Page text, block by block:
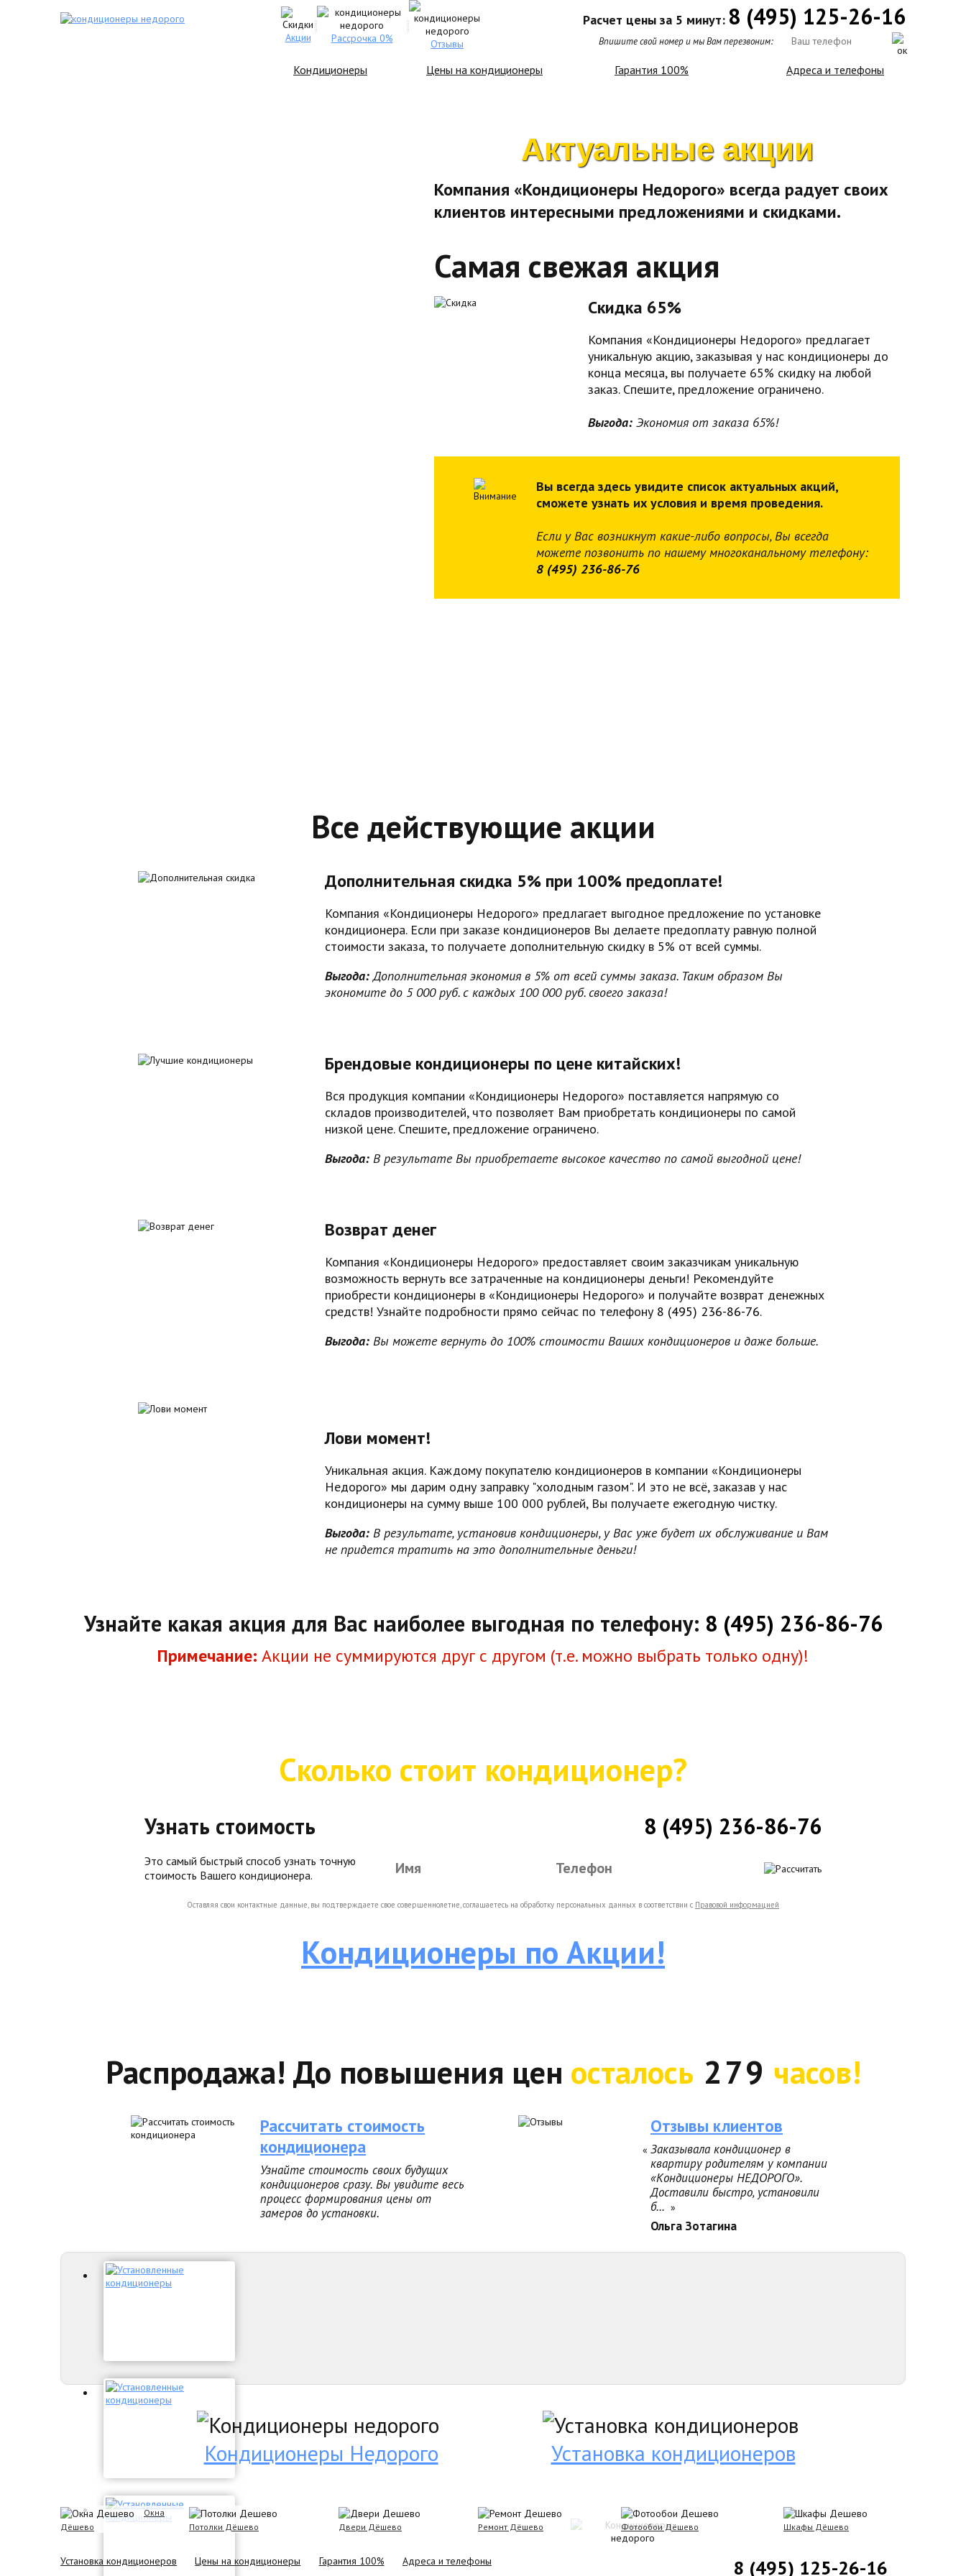
Акции Рассрочка 0% Отзывы
Расчет цены за 5 минут: 8 (495) 125-26-16
Впишите свой номер и мы Вам перезвоним:
Кондиционеры Цены на кондиционеры Гарантия 100% Адреса и телефоны
Актуальные акции
Компания «Кондиционеры Недорого» всегда радует своих
клиентов интересными предложениями и скидками.
Самая свежая акция
Скидка 65%
Компания «Кондиционеры Недорого» предлагает
уникальную акцию, заказывая у нас кондиционеры до
конца месяца, вы получаете 65% скидку на любой
заказ. Спешите, предложение ограничено.
Выгода: Экономия от заказа 65%!
Вы всегда здесь увидите список актуальных акций,
сможете узнать их условия и время проведения.
Если у Вас возникнут какие-либо вопросы, Вы всегда
можете позвонить по нашему многоканальному телефону:
8 (495) 236-86-76
Все действующие акции
Дополнительная скидка 5% при 100% предоплате!
Компания «Кондиционеры Недорого» предлагает выгодное предложение по установке
кондиционера. Если при заказе кондиционеров Вы делаете предоплату равную полной
стоимости заказа, то получаете дополнительную скидку в 5% от всей суммы.
Выгода:Дополнительная экономия в 5% от всей суммы заказа. Таким образом Вы
экономите до 5 000 руб. с каждых 100 000 руб. своего заказа!
Брендовые кондиционеры по цене китайских!
Вся продукция компании «Кондиционеры Недорого» поставляется напрямую со
складов производителей, что позволяет Вам приобретать кондиционеры по самой
низкой цене. Спешите, предложение ограничено.
Выгода: В результате Вы приобретаете высокое качество по самой выгодной цене!
Возврат денег
Компания «Кондиционеры Недорого» предоставляет своим заказчикам уникальную
возможность вернуть все затраченные на кондиционеры деньги! Рекомендуйте
приобрести кондиционеры в «Кондиционеры Недорого» и получайте возврат денежных
средств! Узнайте подробности прямо сейчас по телефону 8 (495) 236-86-76.
Выгода: Вы можете вернуть до 100% стоимости Ваших кондиционеров и даже больше.
Лови момент!
Уникальная акция. Каждому покупателю кондиционеров в компании «Кондиционеры
Недорого» мы дарим одну заправку "холодным газом". И это не всё, заказав у нас
кондиционеры на сумму выше 100 000 рублей, Вы получаете ежегодную чистку.
Выгода: В результате, установив кондиционеры, у Вас уже будет их обслуживание и Вам
не придется тратить на это дополнительные деньги!
Узнайте какая акция для Вас наиболее выгодная по телефону: 8 (495) 236-86-76
Примечание: Акции не суммируются друг с другом (т.е. можно выбрать только одну)!
Сколько стоит кондиционер?
Узнать стоимость 8 (495) 236-86-76
Это самый быстрый способ узнать точную
стоимость Вашего кондиционера.
Оставляя свои контактные данные, вы подтверждаете свое совершеннолетие, соглашаетесь на обработку персональных данных в соответствии с Правовой информацией
Кондиционеры по Акции!
Распродажа! До повышения цен осталось 279 часов!
Рассчитать стоимость
кондиционера
Узнайте стоимость своих будущих
кондиционеров сразу. Вы увидите весь
процесс формирования цены от
замеров до установки.
Отзывы клиентов
« Заказывала кондиционер в
квартиру родителям у компании
«Кондиционеры НЕДОРОГО».
Доставили быстро, установили
б... »
Ольга Зотагина
Кондиционеры Недорого Установка кондиционеров
Окна
Дёшево
Потолки Дёшево Двери Дёшево Ремонт Дёшево Фотообои Дёшево Шкафы Дёшево
Установка кондиционеров Цены на кондиционеры Гарантия 100% Адреса и телефоны 8 (495) 125-26-16